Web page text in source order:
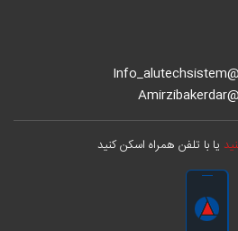
یا با تلفن همراه اسکن کنید